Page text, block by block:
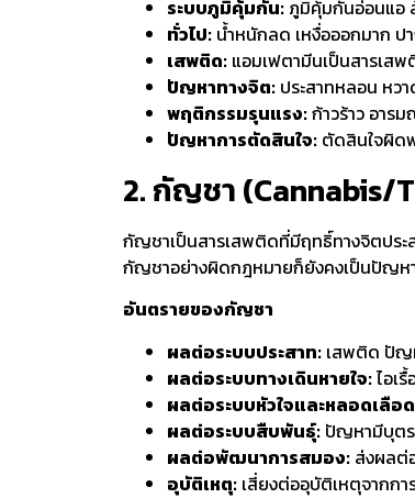
ระบบภูมิคุ้มกัน: ภูมิคุ้มกันอ่อนแอ
ทั่วไป: น้ำหนักลด เหงื่อออกมาก ป
เสพติด: แอมเฟตามีนเป็นสารเส
ปัญหาทางจิต: ประสาทหลอน หว
พฤติกรรมรุนแรง:ก้าวร้าว อาร
ปัญหาการตัดสินใจ: ตัดสินใจผิด
2. กัญชา (Cannabis/
กัญชาเป็นสารเสพติดที่มีฤทธิ์ทางจิตประ
กัญชาอย่างผิดกฎหมายก็ยังคงเป็นปัญหา
อันตรายของกัญชา
ผลต่อระบบประสาท: เสพติด ปัญ
ผลต่อระบบทางเดินหายใจ:ไอเ
ผลต่อระบบหัวใจและหลอดเลือ
ผลต่อระบบสืบพันธุ์: ปัญหามีบุต
ผลต่อพัฒนาการสมอง: ส่งผลต่
อุบัติเหตุ: เสี่ยงต่ออุบัติเหตุจากก